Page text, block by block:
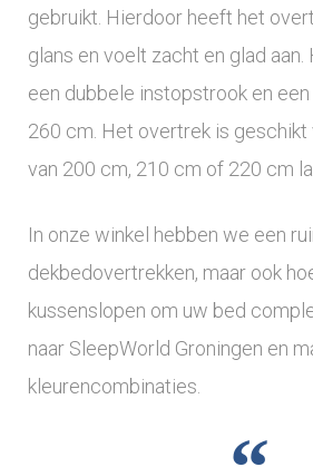
gebruikt. Hierdoor heeft het
glans en voelt zacht en glad
een dubbele instopstrook en
260 cm. Het overtrek is
van 200 cm, 210 cm of 220 cm
In onze winkel hebben we een
dekbedovertrekken, maar ook
kussenslopen om uw bed
naar SleepWorld Groningen en
kleurencombinaties.